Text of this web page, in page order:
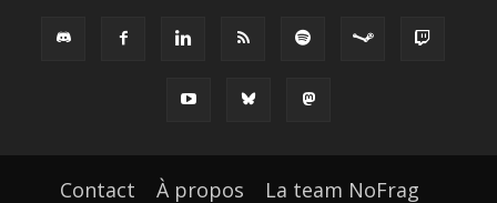
Contact À propos La team NoFrag